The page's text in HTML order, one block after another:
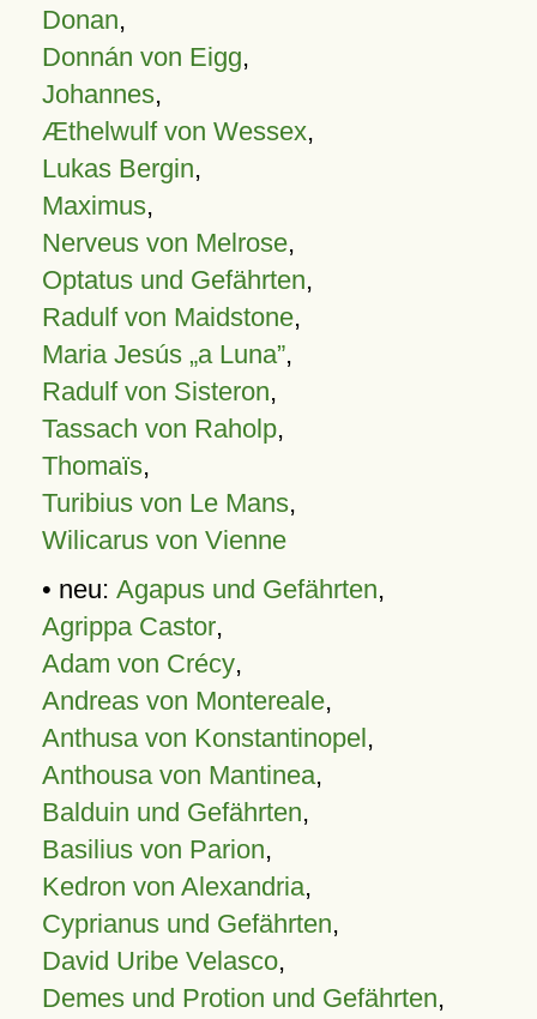
Donan,
Donnán von Eigg,
Johannes,
Æthelwulf von Wessex,
Lukas Bergin,
Maximus,
Nerveus von Melrose,
Optatus und Gefährten,
Radulf von Maidstone,
Maria Jesús „a Luna”,
Radulf von Sisteron,
Tassach von Raholp,
Thomaïs,
Turibius von Le Mans,
Wilicarus von Vienne
• neu: Agapus und Gefährten,
Agrippa Castor,
Adam von Crécy,
Andreas von Montereale,
Anthusa von Konstantinopel,
Anthousa von Mantinea,
Balduin und Gefährten,
Basilius von Parion,
Kedron von Alexandria,
Cyprianus und Gefährten,
David Uribe Velasco,
Demes und Protion und Gefährten,